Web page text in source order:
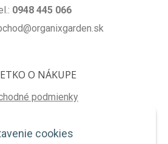
cookies
0948 445 066
O NÁKUPE
podmienky
podmienky